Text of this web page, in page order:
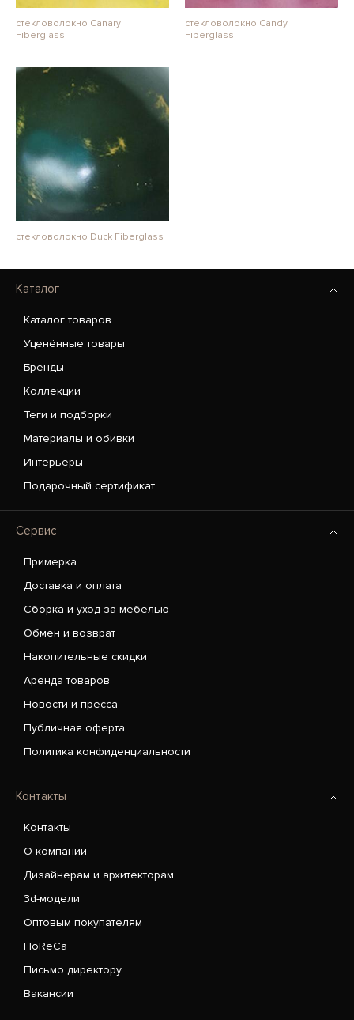
стекловолокно Canary
Fiberglass
стекловолокно Candy
Fiberglass
стекловолокно Duck Fiberglass
Каталог
Каталог товаров
Уценённые товары
Бренды
Коллекции
Теги и подборки
Материалы и обивки
Интерьеры
Подарочный сертификат
Сервис
Примерка
Доставка и оплата
Сборка и уход за мебелью
Обмен и возврат
Накопительные скидки
Аренда товаров
Новости и пресса
Публичная оферта
Политика конфиденциальности
Контакты
Контакты
О компании
Дизайнерам и архитекторам
3d-модели
Оптовым покупателям
HoReCa
Письмо директору
Вакансии